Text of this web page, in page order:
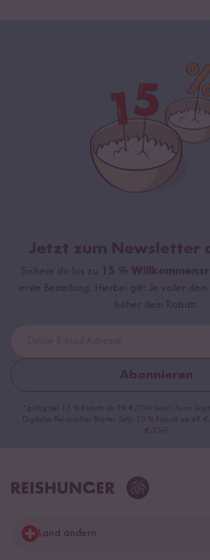
Jetzt zum Newsletter
Sichere dir bis zu 15 %
erste Bestellung. Hierbei gilt: Je voller
höher dein Rabatt.
Abonnieren
*gültig bei 15 % Rabatt ab 99 €/CHF (exkl. Sumi
Digitaler Reiskocher Starter Set), 10 % Rabatt ab 69
€/CHF
Land ändern